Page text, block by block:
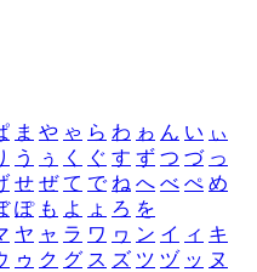
ま や ゃ ら わ ゎ ん い ぃ
う ぅ く ぐ す ず つ づ っ
せ ぜ て で ね へ べ ぺ め
ぽ も よ ょ ろ を
ヤ ャ ラ ワ ヮ ン イ ィ キ
ゥ ク グ ス ズ ツ ヅ ッ ヌ